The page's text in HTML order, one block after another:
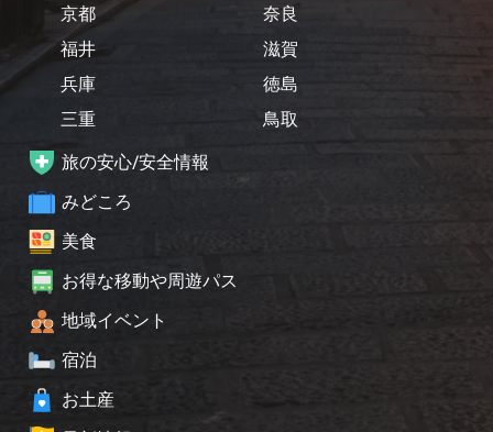
京都
福井
兵庫
三重
奈良
滋賀
徳島
鳥取
旅の安心/安全情報
みどころ
美食
お得な移動や周遊パス
地域イベント
宿泊
お土産